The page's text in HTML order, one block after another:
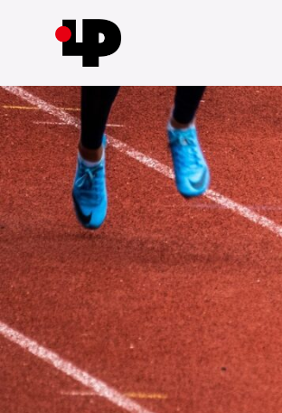
コ
ン
テ
ン
ツ
へ
移
動